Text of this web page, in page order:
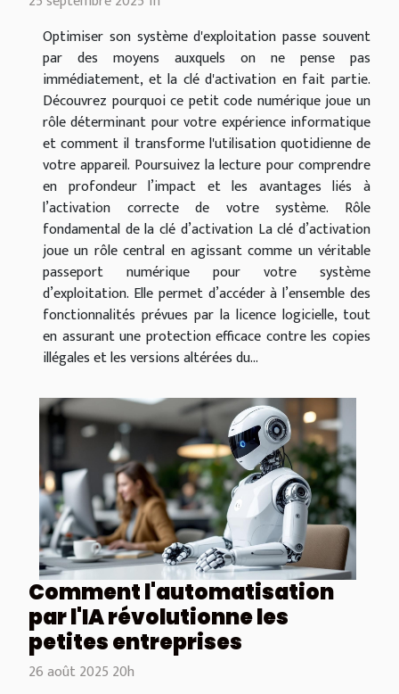
Optimiser son système d'exploitation passe souvent
par des moyens auxquels on ne pense pas
immédiatement, et la clé d'activation en fait partie.
Découvrez pourquoi ce petit code numérique joue un
rôle déterminant pour votre expérience informatique
et comment il transforme l'utilisation quotidienne de
votre appareil. Poursuivez la lecture pour comprendre
en profondeur l’impact et les avantages liés à
l’activation correcte de votre système. Rôle
fondamental de la clé d’activation La clé d’activation
joue un rôle central en agissant comme un véritable
passeport numérique pour votre système
d’exploitation. Elle permet d’accéder à l’ensemble des
fonctionnalités prévues par la licence logicielle, tout
en assurant une protection efficace contre les copies
illégales et les versions altérées du...
Comment l'automatisation
par l'IA révolutionne les
petites entreprises
26 août 2025 20h